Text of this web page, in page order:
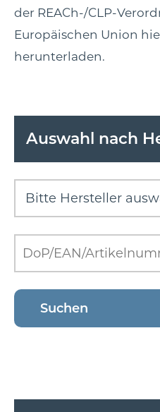
der REACh-/CLP-
Europäischen Union
herunterladen.
Auswahl nach